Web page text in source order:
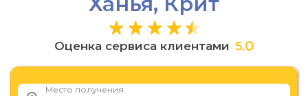
Оценка сервиса клиентами 5.0
Место получения